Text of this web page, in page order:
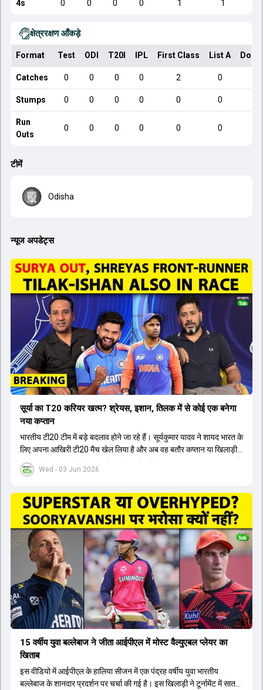
4s 0 0 0 0 1 1
क्षेत्ररक्षण आँकड़े
Format Test ODI T20I IPL First Class List A
Catches 0 0 0 0 2 0
Stumps 0 0 0 0 0 0
Run
Outs
0 0 0 0 0 0
टीमें
Odisha
न्यूज अपडेट्स
Wed - 03 Jun 2026
सूर्या का T20 करियर खत्म? श्रेयस, इशान, तिलक में से कोई एक बनेगा
नया कप्तान
भारतीय टी20 टीम में बड़े बदलाव होने जा रहे हैं। सूर्यकुमार यादव ने शायद भारत के
लिए अपना आखिरी टी20 मैच खेल लिया है और अब वह बतौर कप्तान या खिलाड़ी
टीम का हिस्सा नहीं होंगे। आयरलैंड और इंग्लैंड के खिलाफ आगामी टी20 सीरीज के
लिए नए कप्तान की तलाश जारी है। इस रेस में श्रेयस अय्यर सबसे आगे चल रहे
पटेल इस रेस में काफी पीछे हैं, जबकि संजू सैमसन और रजत पाटीदार कप्तानी की
दौड़ से बाहर हैं। आगामी सीरीज के लिए वैभव सूर्यवंशी को तीसरे ओपनर के तौर पर
टीम में शामिल किया जाएगा, जबकि अभिषेक शर्मा और संजू सैमसन पहली पसंद
होंगे। इसके अलावा नीतीश रेड्डी को बतौर ऑलराउंडर ज्यादा मौके मिलेंगे। अजीत
अगरकर की अगुवाई वाली चयन समिति और कोच गौतम गंभीर आगामी टी20 वर्ल्ड
कप और 2028 ओलंपिक के लिए लंबी अवधि का विजन लेकर चल रहे हैं।
15 वर्षीय युवा बल्लेबाज ने जीता आईपीएल में मोस्ट वैल्युएबल प्लेयर का
खिताब
इस वीडियो में आईपीएल के हालिया सीजन में एक पंद्रह वर्षीय युवा भारतीय
बल्लेबाज के शानदार प्रदर्शन पर चर्चा की गई है। इस खिलाड़ी ने टूर्नामेंट में सात